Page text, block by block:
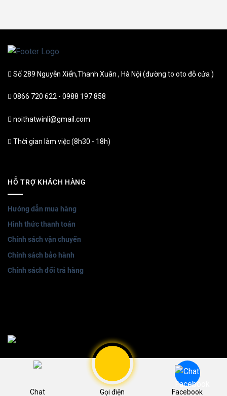
Số 289 Nguyễn Xiển,Thanh Xuân , Hà Nội (đường to oto đỗ cửa )
0866 720 622 - 0988 197 858
noithatwinli@gmail.com
Thời gian làm việc (8h30 - 18h)
HỖ TRỢ KHÁCH HÀNG
Hướng dẫn mua hàng
Hình thức thanh toán
Chính sách vận chuyển
Chính sách bảo hành
Chính sách đổi trả hàng
Gọi điện
Chat Facebook
Bản quyền thuộc về noithathongminh Winli © 2026 | Thiết kế
website bởiPOKA MEDIA